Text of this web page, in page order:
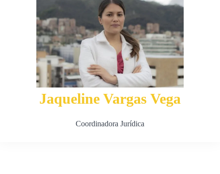
Jaqueline Vargas Vega
Coordinadora Jurídica